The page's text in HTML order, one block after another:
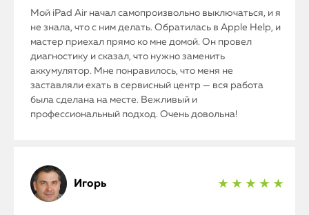
Мой iPad Air начал самопроизвольно выключаться, и я
не знала, что с ним делать. Обратилась в Apple Help, и
мастер приехал прямо ко мне домой. Он провел
диагностику и сказал, что нужно заменить
аккумулятор. Мне понравилось, что меня не
заставляли ехать в сервисный центр — вся работа
была сделана на месте. Вежливый и
профессиональный подход. Очень довольна!
Игорь ★ ★ ★ ★ ★